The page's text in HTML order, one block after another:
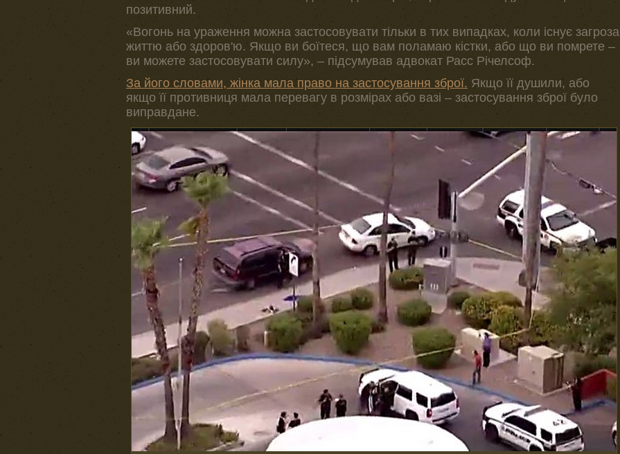
позитивний.
«Вогонь на ураження можна застосовувати тільки в тих випадках, коли існує загроза
життю або здоров'ю. Якщо ви боїтеся, що вам поламаю кістки, або що ви помрете –
ви можете застосовувати силу», – підсумував адвокат Расс Річелсоф.
За його словами, жінка мала право на застосування зброї. Якщо її душили, або
якщо її противниця мала перевагу в розмірах або вазі – застосування зброї було
виправдане.